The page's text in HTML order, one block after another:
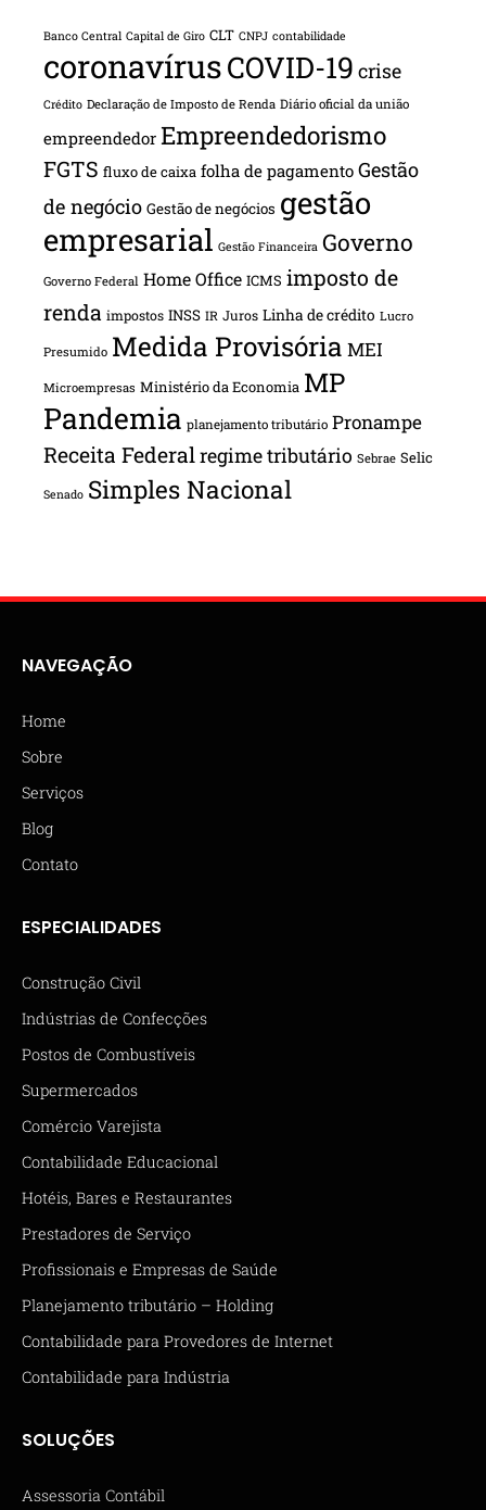
Banco Central Capital de Giro CLT CNPJ contabilidade
coronavírusCOVID-19 crise
Crédito Declaração de Imposto de Renda Diário oficial da união
empreendedor Empreendedorismo
FGTS fluxo de caixa folha de pagamento Gestão
de negócio Gestão de negócios gestão
empresarial Gestão Financeira Governo
Governo Federal Home Office ICMS imposto de
renda impostos INSS IR Juros Linha de crédito Lucro
Presumido Medida Provisória MEI
Microempresas Ministério da Economia MP
Pandemia planejamento tributário Pronampe
Receita Federalregime tributário Sebrae Selic
Senado Simples Nacional
NAVEGAÇÃO
Home
Sobre
Serviços
Blog
Contato
ESPECIALIDADES
Construção Civil
Indústrias de Confecções
Postos de Combustíveis
Supermercados
Comércio Varejista
Contabilidade Educacional
Hotéis, Bares e Restaurantes
Prestadores de Serviço
Profissionais e Empresas de Saúde
Planejamento tributário – Holding
Contabilidade para Provedores de Internet
Contabilidade para Indústria
SOLUÇÕES
Assessoria Contábil